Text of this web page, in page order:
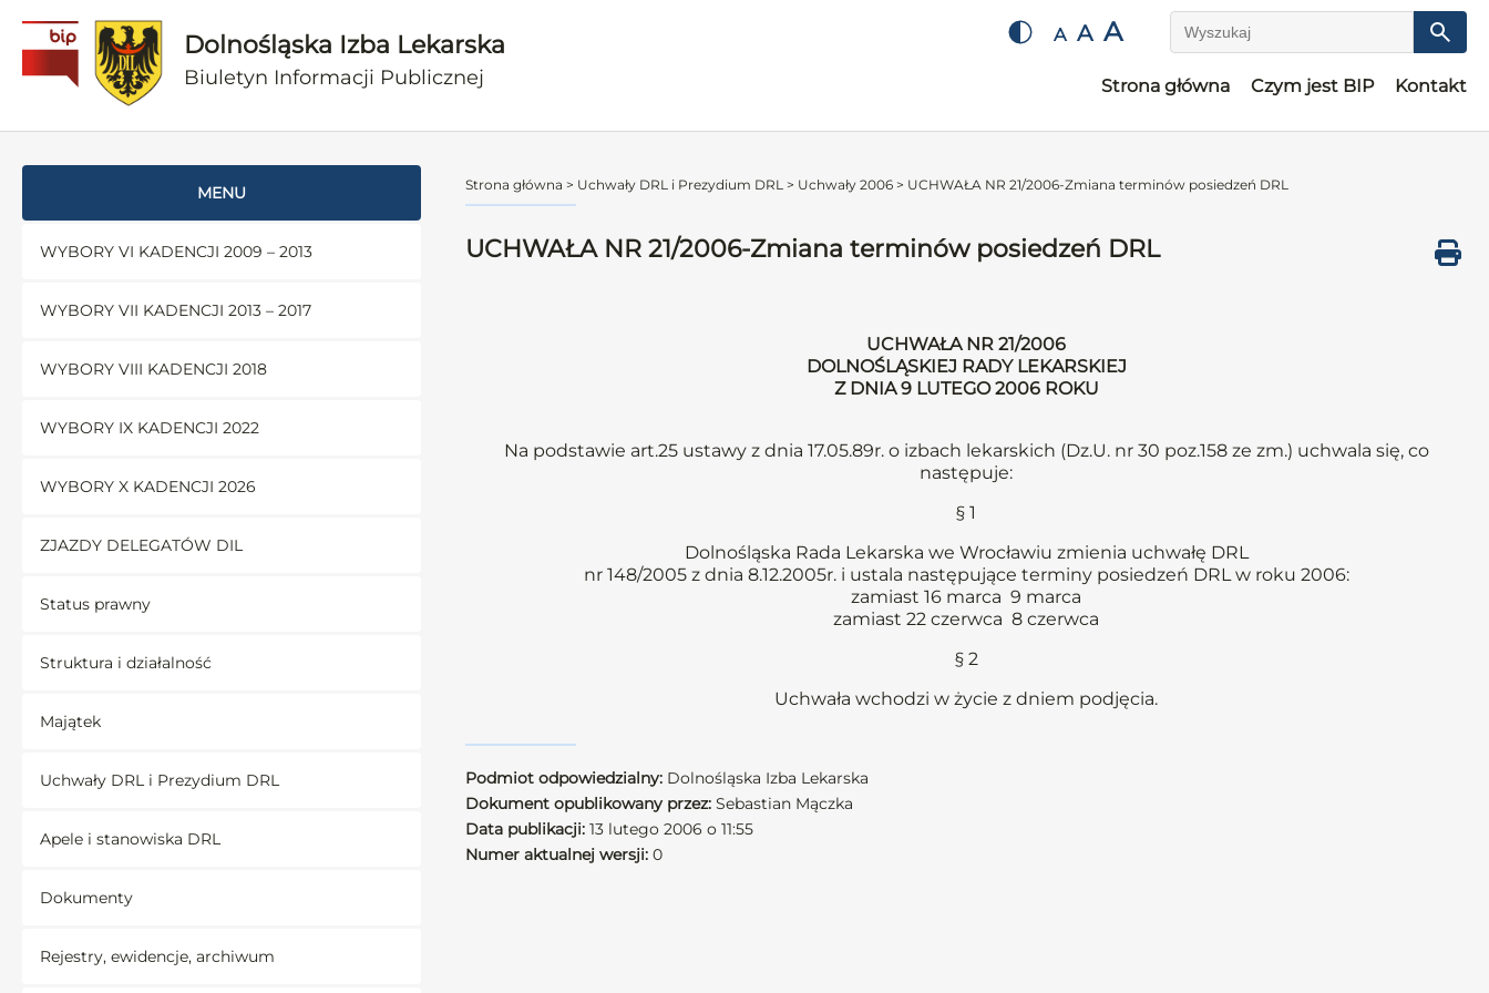
Dolnośląska Izba Lekarska
Biuletyn Informacji Publicznej
A A A Wyszukaj
Strona główna Czym jest BIP Kontakt
MENU
WYBORY VI KADENCJI 2009 – 2013
WYBORY VII KADENCJI 2013 – 2017
WYBORY VIII KADENCJI 2018
WYBORY IX KADENCJI 2022
WYBORY X KADENCJI 2026
ZJAZDY DELEGATÓW DIL
Status prawny
Struktura i działalność
Majątek
Uchwały DRL i Prezydium DRL
Apele i stanowiska DRL
Dokumenty
Rejestry, ewidencje, archiwum
Strona główna > Uchwały DRL i Prezydium DRL > Uchwały 2006 > UCHWAŁA NR 21/2006-Zmiana terminów posiedzeń DRL
UCHWAŁA NR 21/2006-Zmiana terminów posiedzeń DRL
UCHWAŁA NR 21/2006
DOLNOŚLĄSKIEJ RADY LEKARSKIEJ
Z DNIA 9 LUTEGO 2006 ROKU
Na podstawie art.25 ustawy z dnia 17.05.89r. o izbach lekarskich (Dz.U. nr 30 poz.158 ze zm.) uchwala się, co
następuje:
§ 1
Dolnośląska Rada Lekarska we Wrocławiu zmienia uchwałę DRL
nr 148/2005 z dnia 8.12.2005r. i ustala następujące terminy posiedzeń DRL w roku 2006:
zamiast 16 marca 9 marca
zamiast 22 czerwca 8 czerwca
§ 2
Uchwała wchodzi w życie z dniem podjęcia.
Podmiot odpowiedzialny: Dolnośląska Izba Lekarska
Dokument opublikowany przez: Sebastian Mączka
Data publikacji: 13 lutego 2006 o 11:55
Numer aktualnej wersji: 0